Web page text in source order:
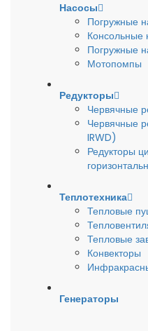
Насосы
Погружные
Консольные
Погружные
Мотопомпы
Редукторы
Червячные
Червячные
IRWD)
Редукторы
Теплотехника
Тепловые
Тепловые
Конвекторы
Генераторы